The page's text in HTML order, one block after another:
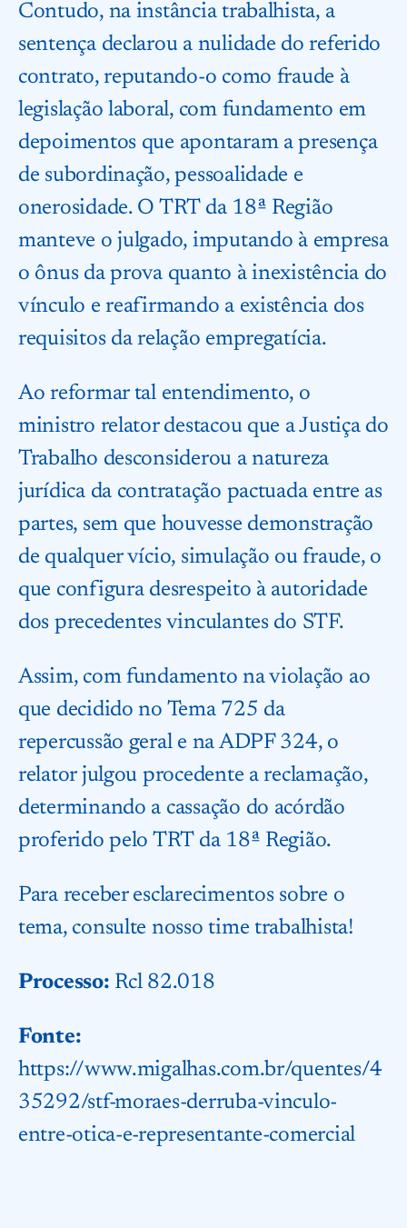
Contudo, na instância trabalhista, a
sentença declarou a nulidade do referido
contrato, reputando-o como fraude à
legislação laboral, com fundamento em
depoimentos que apontaram a presença
de subordinação, pessoalidade e
onerosidade. O TRT da 18ª Região
manteve o julgado, imputando à empresa
o ônus da prova quanto à inexistência do
vínculo e reafirmando a existência dos
requisitos da relação empregatícia.
Ao reformar tal entendimento, o
ministro relator destacou que a Justiça do
Trabalho desconsiderou a natureza
jurídica da contratação pactuada entre as
partes, sem que houvesse demonstração
de qualquer vício, simulação ou fraude, o
que configura desrespeito à autoridade
dos precedentes vinculantes do STF.
Assim, com fundamento na violação ao
que decidido no Tema 725 da
repercussão geral e na ADPF 324, o
relator julgou procedente a reclamação,
determinando a cassação do acórdão
proferido pelo TRT da 18ª Região.
Para receber esclarecimentos sobre o
tema, consulte nosso time trabalhista!
Processo: Rcl 82.018
Fonte:
https://www.migalhas.com.br/quentes/4
35292/stf-moraes-derruba-vinculo-
entre-otica-e-representante-comercial